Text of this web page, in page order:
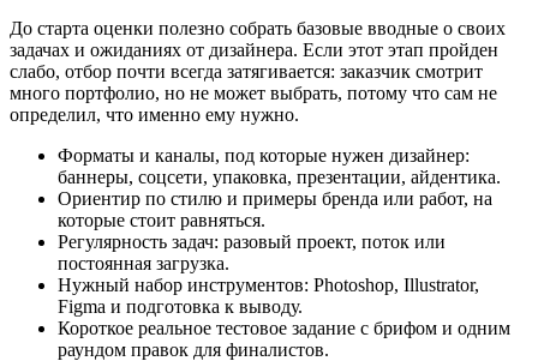
До старта оценки полезно собрать базовые вводные о своих
задачах и ожиданиях от дизайнера. Если этот этап пройден
слабо, отбор почти всегда затягивается: заказчик смотрит
много портфолио, но не может выбрать, потому что сам не
определил, что именно ему нужно.
Форматы и каналы, под которые нужен дизайнер:
баннеры, соцсети, упаковка, презентации, айдентика.
Ориентир по стилю и примеры бренда или работ, на
которые стоит равняться.
Регулярность задач: разовый проект, поток или
постоянная загрузка.
Нужный набор инструментов: Photoshop, Illustrator,
Figma и подготовка к выводу.
Короткое реальное тестовое задание с брифом и одним
раундом правок для финалистов.